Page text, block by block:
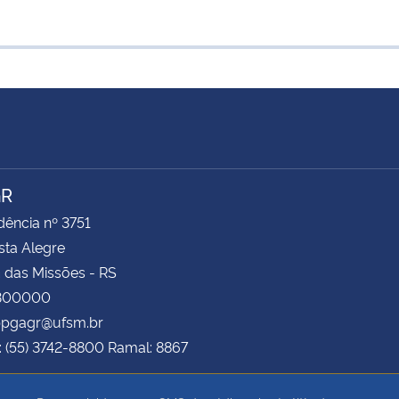
nº 3751
Alegre
Missões - RS
(55) 3742-8800 Ramal: 8867